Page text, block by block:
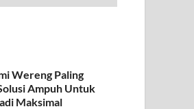
Wereng Paling
Ampuh Untuk
Maksimal